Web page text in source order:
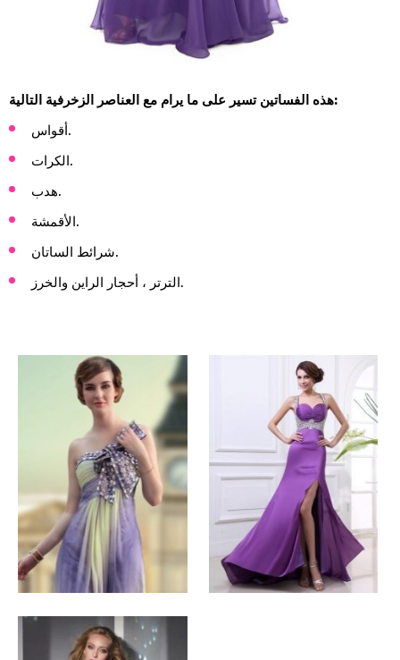
هذه الفساتين تسير على ما يرام مع العناصر الزخرفية التالية:
أقواس.
الكرات.
هدب.
الأقمشة.
شرائط الساتان.
الترتر ، أحجار الراين والخرز.